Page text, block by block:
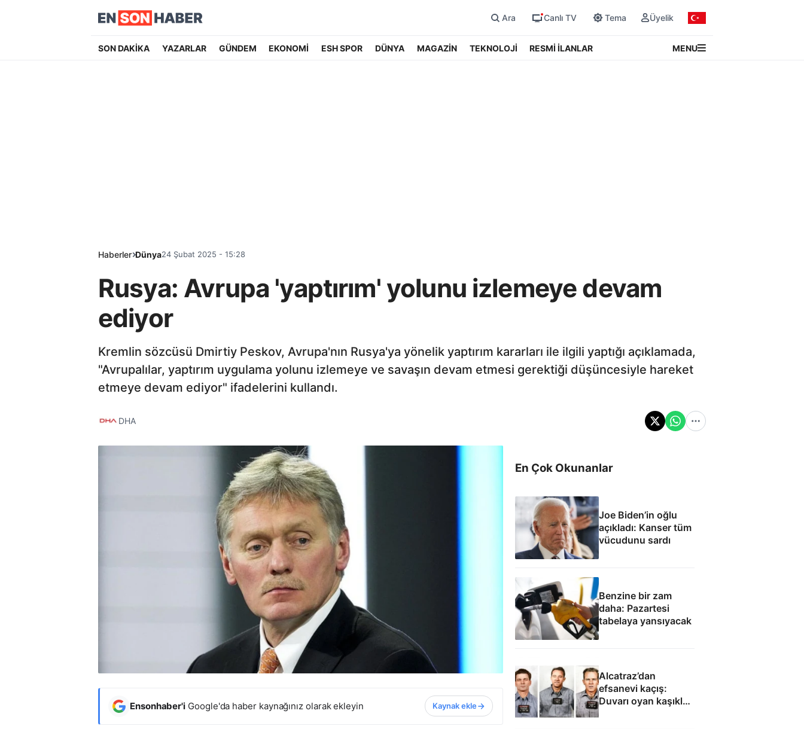
Ara Canlı TV Tema Üyelik
SON DAKİKA YAZARLAR GÜNDEM EKONOMİ ESH SPOR DÜNYA MAGAZİN TEKNOLOJİ RESMİ İLANLAR MENU
Haberler Dünya24 Şubat 2025 - 15:28
Rusya: Avrupa 'yaptırım' yolunu izlemeye devam
ediyor
Kremlin sözcüsü Dmirtiy Peskov, Avrupa'nın Rusya'ya yönelik yaptırım kararları ile ilgili yaptığı açıklamada,
"Avrupalılar, yaptırım uygulama yolunu izlemeye ve savaşın devam etmesi gerektiği düşüncesiyle hareket
etmeye devam ediyor" ifadelerini kullandı.
DHA
Ensonhaber'i Google'da haber kaynağınız olarak ekleyin Kaynak ekle
En Çok Okunanlar
Joe Biden’in oğlu
açıkladı: Kanser tüm
vücudunu sardı
Benzine bir zam
daha: Pazartesi
tabelaya yansıyacak
Alcatraz’dan
efsanevi kaçış:
Duvarı oyan kaşıklar,
yağmurluklardan